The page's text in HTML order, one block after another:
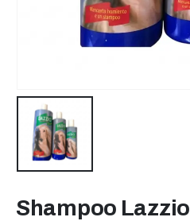
Shampoo Lazzio